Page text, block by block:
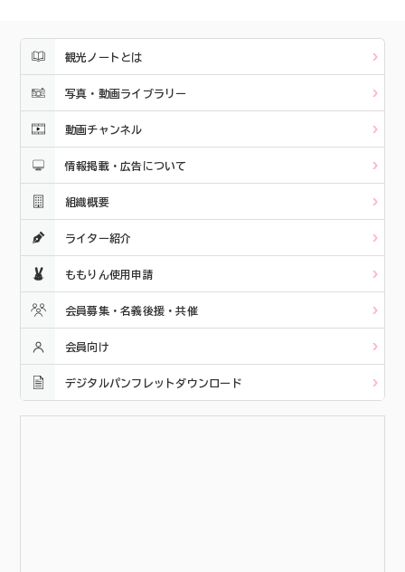
観光ノートとは
写真・動画ライブラリー
動画チャンネル
情報掲載・広告について
組織概要
ライター紹介
ももりん使用申請
会員募集・名義後援・共催
会員向け
デジタルパンフレットダウンロード